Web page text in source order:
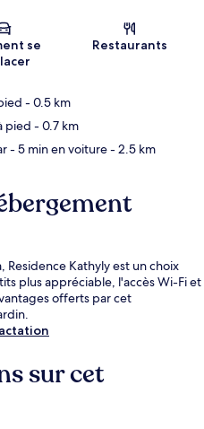
Carte
se
Restaurants
- 0.5 km
pied - 0.7 km
- 5 min en voiture- 2.5 km
Residence Kathyly est un choix
plus appréciable, l'accès Wi-Fi et
offerts par cet
sur cet